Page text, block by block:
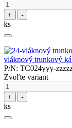
+ -
ks
vláknový trunkový
P/N: TC024yyy-
Zvoľte variant
+ -
ks